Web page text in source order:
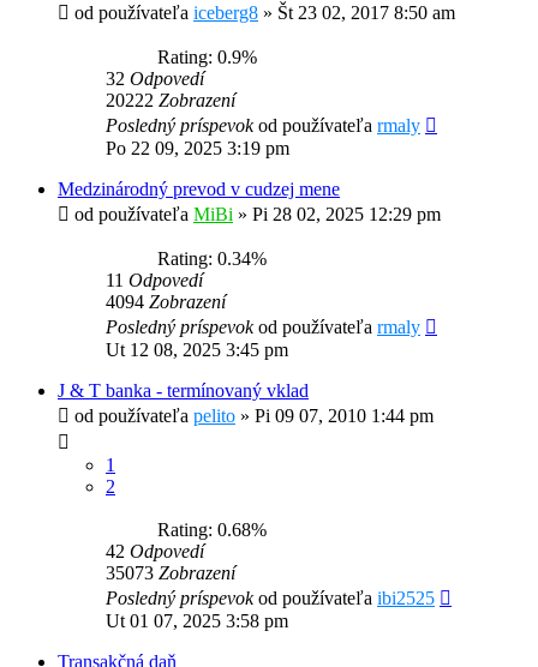
od používateľa iceberg8 » Št 23 02, 2017 8:50 am
Rating: 0.9%
32 Odpovedí
20222 Zobrazení
Posledný príspevokod používateľa rmaly
Po 22 09, 2025 3:19 pm
Medzinárodný prevod v cudzej mene
od používateľa MiBi » Pi 28 02, 2025 12:29 pm
Rating: 0.34%
11 Odpovedí
4094 Zobrazení
Posledný príspevokod používateľa rmaly
Ut 12 08, 2025 3:45 pm
J & T banka - termínovaný vklad
od používateľa pelito » Pi 09 07, 2010 1:44 pm
1
2
Rating: 0.68%
42 Odpovedí
35073 Zobrazení
Posledný príspevokod používateľa ibi2525
Ut 01 07, 2025 3:58 pm
Transakčná daň